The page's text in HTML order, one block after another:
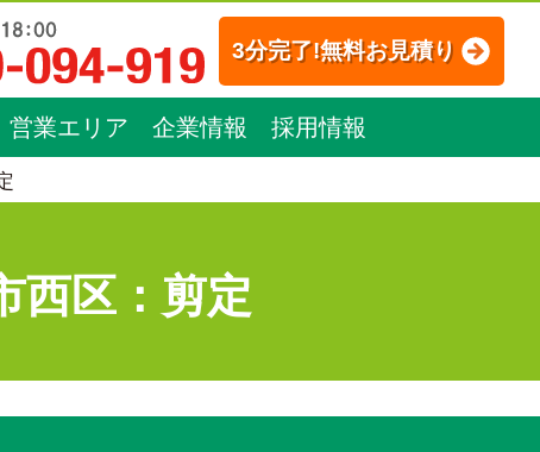
3分完了!無料お見積り
営業エリア 企業情報 採用情報
西区：剪定